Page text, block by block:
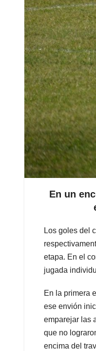
En un
Los goles del
etapa. En el
jugada
En la primera
ese envión
emparejar las
que no
encima del